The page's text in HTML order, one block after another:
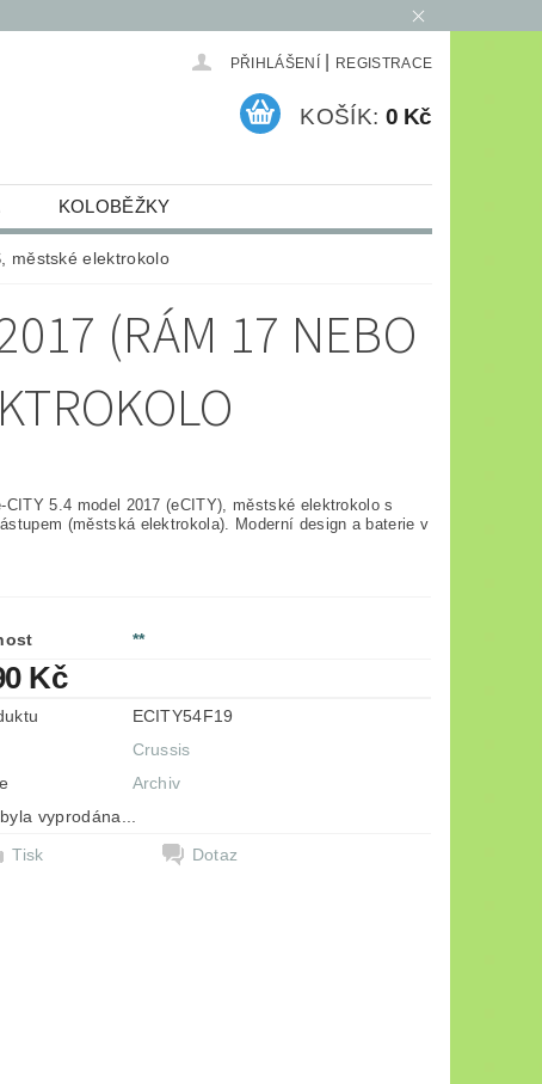
PŘIHLÁŠENÍ REGISTRACE
KOŠÍK: 0 Kč
KOLOBĚŽKY
ELEKTRO
městské elektrokolo
(RÁM 17 NEBO
CITY 5.4 model 2017 (eCITY), městské elektrokolo s
(městská elektrokola). Moderní design a baterie v
**
Kč
ECITY54F19
Crussis
Archiv
vyprodána...
Tisk
Dotaz